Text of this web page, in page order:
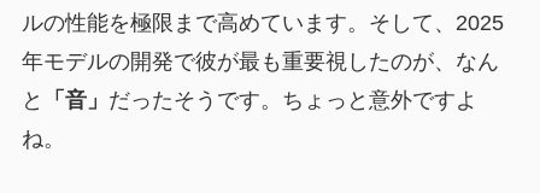
ルの性能を極限まで高めています。そして、2025
年モデルの開発で彼が最も重要視したのが、なん
と
「音」 だったそうです。ちょっと意外ですよ
ね。